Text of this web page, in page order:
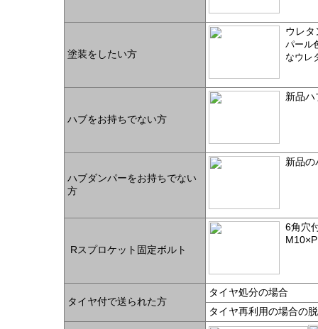
塗装をしたい方
ウレタ
パール
なウレ
ハブをお持ちでない方
新品
ハブダンパーをお持ちでない
方
新品
Rスプロケット固定ボルト
6角穴
タイヤ付で送られた方
タイヤ処分の場合
タイヤ再利用の場合の